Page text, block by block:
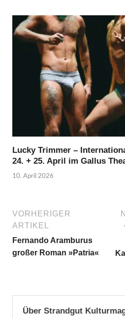
Lucky Trimmer –
24. + 25. April im Gallus
10. April 2026
VORHERIGER
ARTIKEL
Fernando Aramburus
großer Roman »Patria«
Über Strandgut